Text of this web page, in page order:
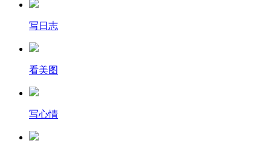
写日志
看美图
写心情